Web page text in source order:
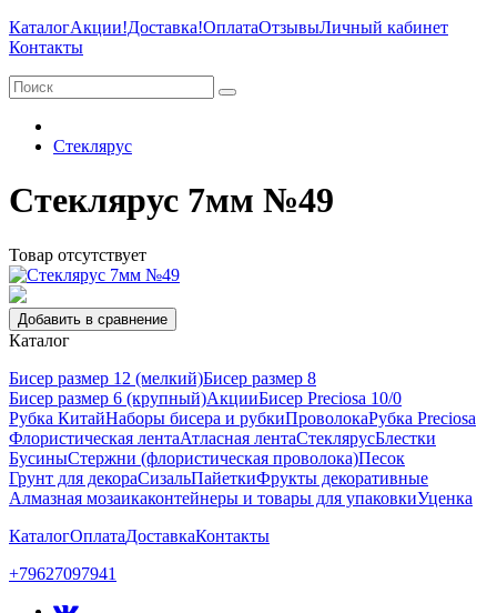
КаталогАкции!Доставка!ОплатаОтзывыЛичный кабинет
Контакты
Стеклярус
Стеклярус 7мм №49
Товар отсутствует
Добавить в сравнение
Каталог
Бисер размер 12 (мелкий)Бисер размер 8
Бисер размер 6 (крупный)АкцииБисер Preciosa 10/0
Рубка КитайНаборы бисера и рубкиПроволокаРубка Preciosa
Флористическая лентаАтласная лентаСтеклярусБлестки
БусиныСтержни (флористическая проволока)Песок
Грунт для декораСизальПайеткиФрукты декоративные
Алмазная мозаикаконтейнеры и товары для упаковкиУценка
КаталогОплатаДоставкаКонтакты
+79627097941